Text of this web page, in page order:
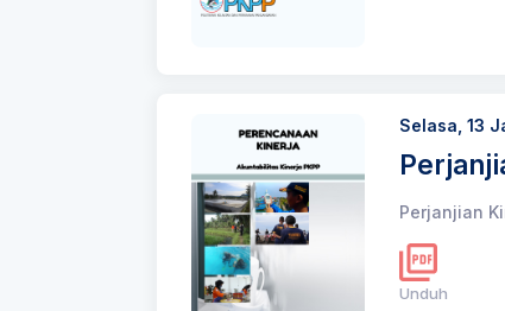
Selasa, 13
Perjanjian
Unduh